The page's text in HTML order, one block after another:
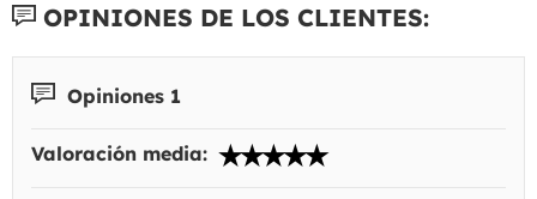
OPINIONES DE LOS CLIENTES:
Opiniones 1
Valoración media: